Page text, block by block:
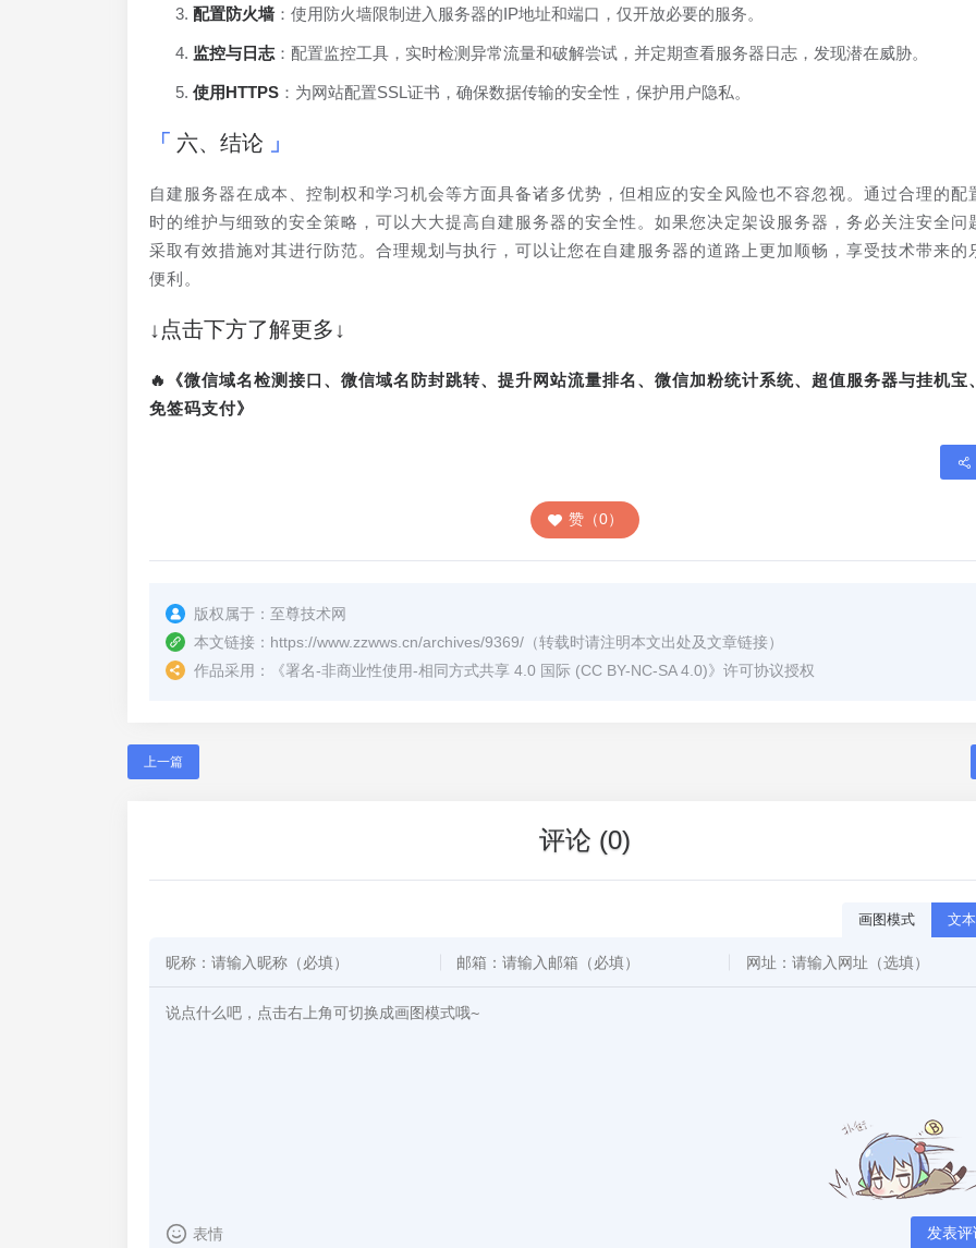
配置防火墙：使用防火墙限制进入服务器的IP地址和端口，仅开放必要的服务。
监控与日志 ：配置监控工具，实时检测异常流量和破解尝试，并定期查看服务器日志，发现潜在威胁。
使用HTTPS ：为网站配置SSL证书，确保数据传输的安全性，保护用户隐私。
六、结论
自建服务器在成本、控制权和学习机会等方面具备诸多优势，但相应的安全风险也不容忽视。通过合理的配
时的维护与细致的安全策略，可以大大提高自建服务器的安全性。如果您决定架设服务器，务必关注安全问
采取有效措施对其进行防范。合理规划与执行，可以让您在自建服务器的道路上更加顺畅，享受技术带来的
便利。
↓点击下方了解更多↓
🔥《微信域名检测接口、微信域名防封跳转、提升网站流量排名、微信加粉统计系统、超值服务器与挂机宝
免签码支付》
赞（0）
版权属于： 至尊技术网
本文链接： https://www.zzwws.cn/archives/9369/ （转载时请注明本文出处及文章链接）
作品采用：
《署名-非商业性使用-相同方式共享 4.0 国际 (CC BY-NC-SA 4.0)》许可协议授权
上一篇
评论 (0)
画图模式 文
表情 发表评